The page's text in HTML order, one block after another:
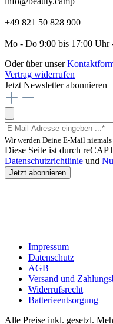
+49 821 50 828 900
Mo - Do 9:00 bis 17:00 Uhr
Oder über unser
Vertrag widerrufen
Jetzt Newsletter abonnieren
Wir werden Deine E-Mail
Diese Seite ist durch
Datenschutzrichtlinie und
Jetzt abonnieren
Impressum
Datenschutz
AGB
Versand und
Widerrufsrecht
Batterieentsorgung
Alle Preise inkl. gesetzl.